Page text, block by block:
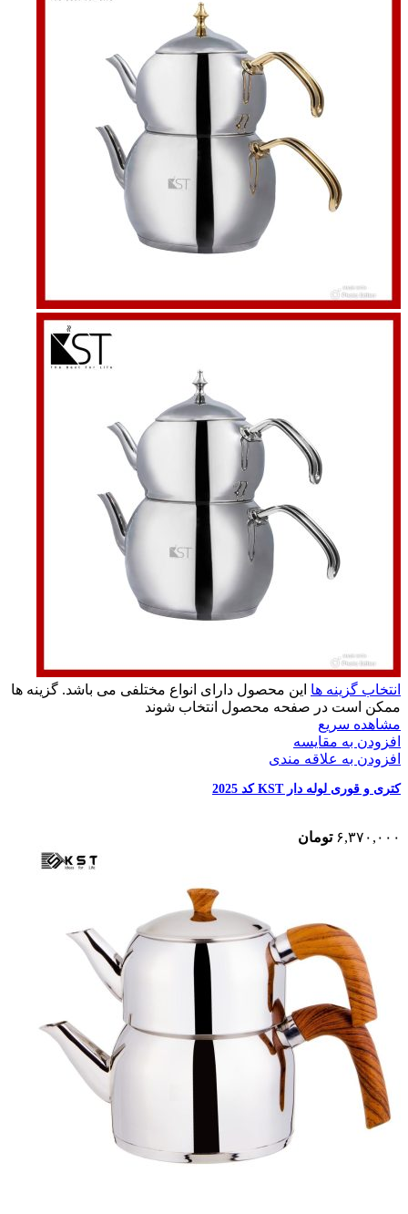
انتخاب گزینه ها این محصول دارای انواع مختلفی می باشد. گزینه ها
ممکن است در صفحه محصول انتخاب شوند
مشاهده سریع
افزودن به مقایسه
افزودن به علاقه مندی
کتری و قوری لوله دار KST کد 2025
۶,۳۷۰,۰۰۰ تومان